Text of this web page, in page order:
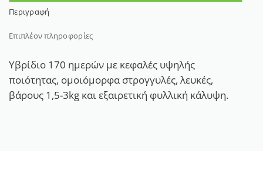
Περιγραφή
Επιπλέον πληροφορίες
Υβρίδιο 170 ημερών με κεφαλές υψηλής
ποιότητας, ομοιόμορφα στρογγυλές, λευκές,
βάρους 1,5-3kg και εξαιρετική φυλλική κάλυψη.